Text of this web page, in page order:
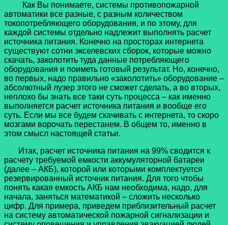
Как Вы понимаете, системы противопожарной
автоматики все разные, с разным количеством
токопотребляющего оборудования, и по этому, для
каждой системы отдельно надлежит выполнять расчет
источника питания. Конечно на просторах интернета
существуют сотни экселевских сборок, которые можно
скачать, заколотить туда данные потребляющего
оборудования и поиметь готовый результат. Но, конечно,
во первых, надо правильно «заколотить» оборудование –
абсолютный лузер этого не сможет сделать, а во вторых,
неплохо бы знать все таки суть процесса – как именно
выполняется расчет источника питания и вообще его
суть. Если мы все будем скачивать с интернета, то скоро
мозгами ворочать перестанем. В общем то, именно в
этом смысл настоящей статьи.
Итак, расчет источника питания на 99% сводится к
расчету требуемой емкости аккумуляторной батареи
(далее – АКБ), которой или которыми комплектуется
резервированный источник питания. Для того чтобы
понять какая емкость АКБ нам необходима, надо, для
начала, заняться математикой – сложить несколько
цифр. Для примера, приведем приблизительный расчет
на систему автоматической пожарной сигнализации и